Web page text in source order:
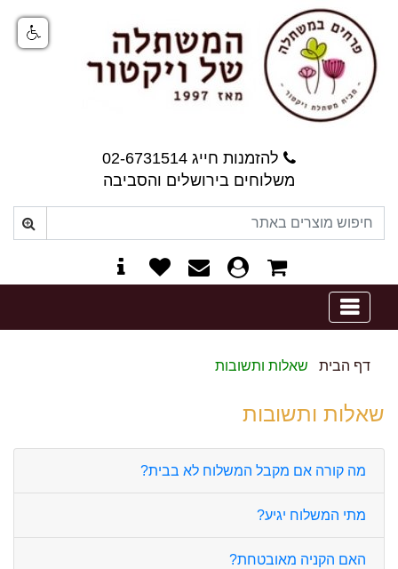
להזמנות חייג 02-6731514
משלוחים בירושלים והסביבה
דף הבית שאלות ותשובות
שאלות ותשובות
מה קורה אם מקבל המשלוח לא בבית?
מתי המשלוח יגיע?
האם הקניה מאובטחת?